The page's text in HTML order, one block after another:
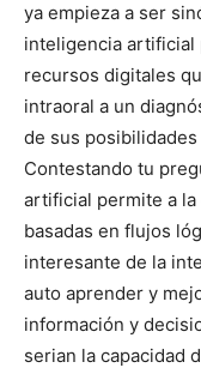
ya empieza a ser
inteligencia artificial
recursos digitales
intraoral a un
de sus
Contestando tu
artificial permite a
basadas en flujos
interesante de la
auto aprender y
información y
serian la capacidad